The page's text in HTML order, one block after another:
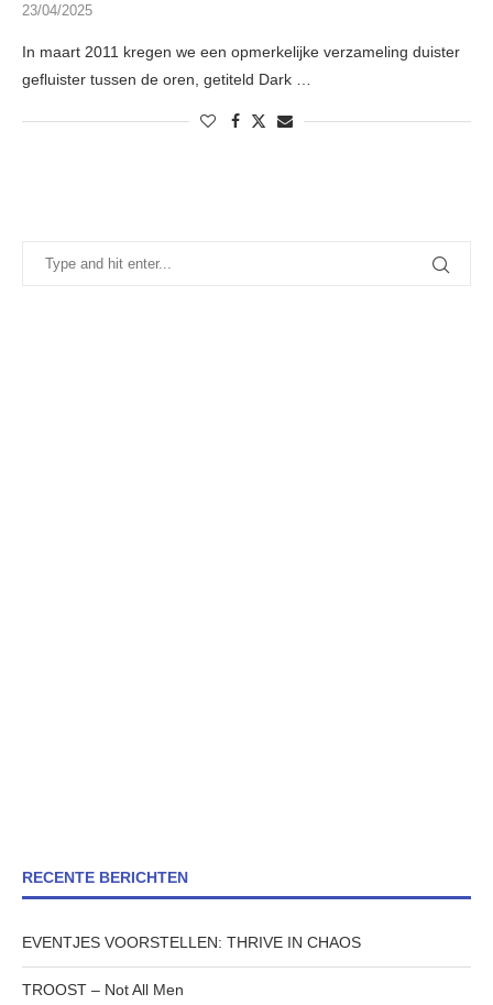
23/04/2025
In maart 2011 kregen we een opmerkelijke verzameling duister
gefluister tussen de oren, getiteld Dark …
RECENTE BERICHTEN
EVENTJES VOORSTELLEN: THRIVE IN CHAOS
TROOST – Not All Men